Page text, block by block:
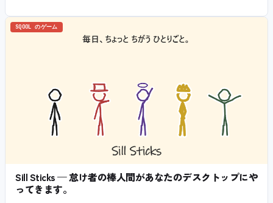
SQOOL のゲーム
Sill Sticks — 怠け者の棒人間があなたのデスクトップにや
ってきます。